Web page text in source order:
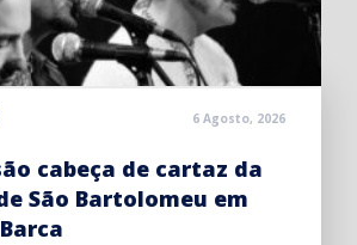
6 Agosto, 2026
cabeça de cartaz da
São Bartolomeu em